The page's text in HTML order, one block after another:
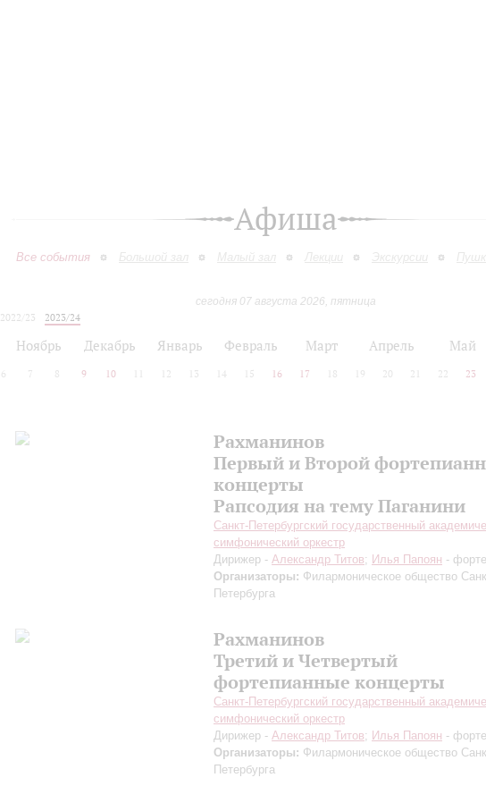
Афиша
Все события Большой зал Малый зал Лекции Экскурсии
сегодня 07 августа 2026, пятница
2022/23
2023/24
Ноябрь Декабрь Январь Февраль Март Апрель Май
6 7 8 9 10 12 13 14 15 16 17 18 19 20 21 22 23
Рахманинов
Первый и Второй
концерты
Рапсодия на тему Паганини
Санкт-Петербургский государственный
симфонический оркестр
Дирижер - Александр Титов; Илья Папоян -
Организаторы: Филармоническое общество
Петербурга
Рахманинов
Третий и Четвертый
фортепианные концерты
Санкт-Петербургский государственный
симфонический оркестр
Дирижер - Александр Титов; Илья Папоян -
Организаторы: Филармоническое общество
Петербурга